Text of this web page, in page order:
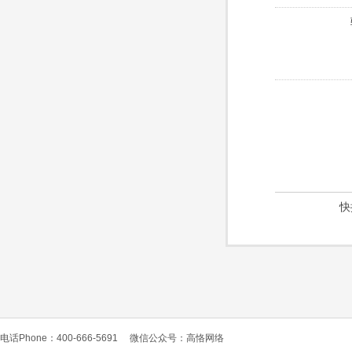
电话Phone：400-666-5691 微信公众号：高恪网络